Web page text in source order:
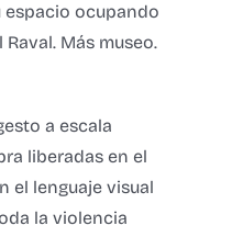
espacio ocupando
Más museo.
a escala
liberadas en el
el lenguaje visual
la violencia